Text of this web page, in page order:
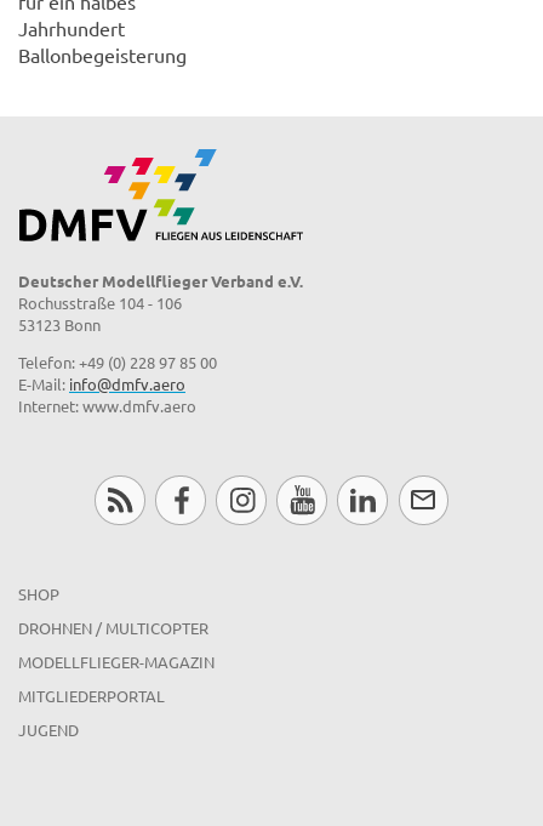
Jahrhundert
Ballonbegeisterung
Deutscher Modellflieger Verband e.V.
Rochusstraße 104 - 106
53123 Bonn
Telefon: +49 (0) 228 97 85 00
E-Mail: info@dmfv.aero
Internet: www.dmfv.aero
SHOP
DROHNEN / MULTICOPTER
MODELLFLIEGER-MAGAZIN
MITGLIEDERPORTAL
JUGEND